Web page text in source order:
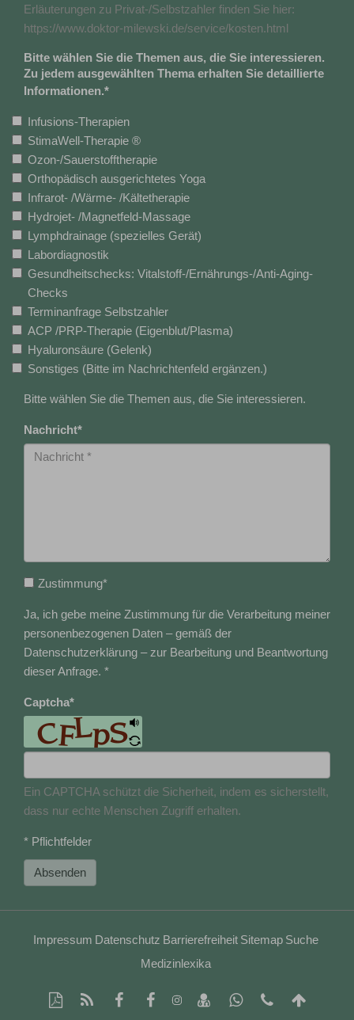
Erläuterungen zu Privat-/Selbstzahler finden Sie hier:
https://www.doktor-milewski.de/service/kosten.html
Bitte wählen Sie die Themen aus, die Sie interessieren.
Zu jedem ausgewählten Thema erhalten Sie detaillierte
Informationen.*
Infusions-Therapien
StimaWell-Therapie ®
Ozon-/Sauerstofftherapie
Orthopädisch ausgerichtetes Yoga
Infrarot- /Wärme- /Kältetherapie
Hydrojet- /Magnetfeld-Massage
Lymphdrainage (spezielles Gerät)
Labordiagnostik
Gesundheitschecks: Vitalstoff-/Ernährungs-/Anti-Aging-
Checks
Terminanfrage Selbstzahler
ACP /PRP-Therapie (Eigenblut/Plasma)
Hyaluronsäure (Gelenk)
Sonstiges (Bitte im Nachrichtenfeld ergänzen.)
Bitte wählen Sie die Themen aus, die Sie interessieren.
Nachricht*
Zustimmung*
Ja, ich gebe meine Zustimmung für die Verarbeitung meiner
personenbezogenen Daten – gemäß der
Datenschutzerklärung – zur Bearbeitung und Beantwortung
dieser Anfrage. *
Captcha*
Ein CAPTCHA schützt die Sicherheit, indem es sicherstellt,
dass nur echte Menschen Zugriff erhalten.
* Pflichtfelder
Absenden
Impressum Datenschutz Barrierefreiheit Sitemap Suche
Medizinlexika
Diese
Seite
RSS-
Feed
Auf
Facebook
Facebook-
Seite
Instagram-
vCard
speichern
Auf
Whatsapp
Kontakt